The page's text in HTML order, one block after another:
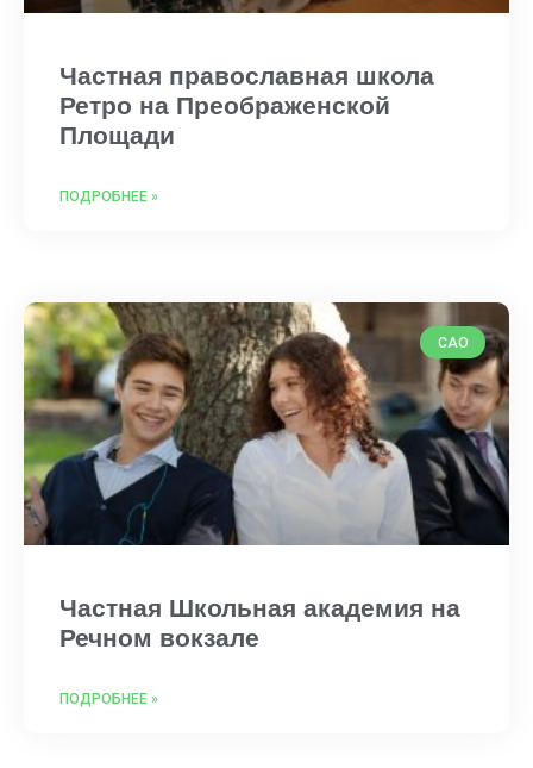
Частная православная школа
Ретро на Преображенской
Площади
ПОДРОБНЕЕ »
САО
Частная Школьная академия на
Речном вокзале
ПОДРОБНЕЕ »